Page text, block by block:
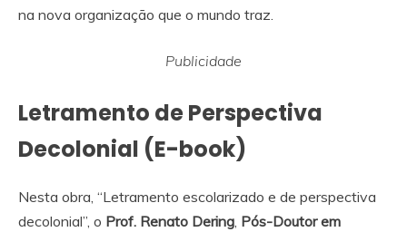
na nova organização que o mundo traz.
Publicidade
Letramento de Perspectiva
Decolonial (E-book)
Nesta obra, “Letramento escolarizado e de perspectiva
decolonial”, o Prof. Renato Dering, Pós-Doutor em